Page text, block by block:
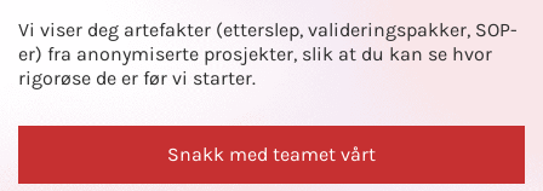
Vi viser deg artefakter (etterslep, valideringspakker, SOP-
er) fra anonymiserte prosjekter, slik at du kan se hvor
rigorøse de er før vi starter.
Snakk med teamet vårt